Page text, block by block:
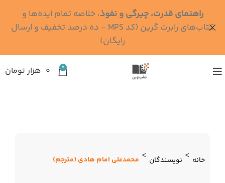
0 ۰ هزار تومان
خانه > نویسندگان > محمدعلی امام هادی (مترجم)
راهنمای قدرت، چیرگی و نفوذ، خلاصه تمام ایده‌ها و
کتاب‌های رابرت گرین (کد MPS - ده درصد تخفیف و ارسال
رایگان)